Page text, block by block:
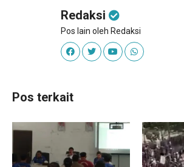
Redaksi
Pos lain oleh Redaksi
Pos terkait